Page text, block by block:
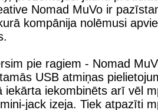
Nomad MuVo ir
kompānija nolēmusi
pie ragiem - Nomad
USB atmiņas
iekārta iekombinēts arī vēl
jack izeja. Tiek atpazīti